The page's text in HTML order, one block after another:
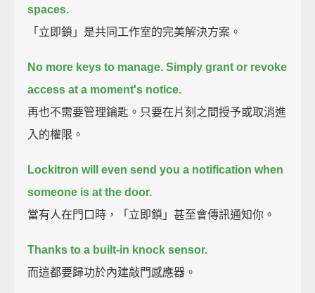
spaces.
「立即鎖」是共同工作室的完美解決方案。
No more keys to manage. Simply grant or revoke
access at a moment's notice.
再也不需要管理鑰匙。只要在片刻之間授予或取消進
入的權限。
Lockitron will even send you a notification when
someone is at the door.
當有人在門口時，「立即鎖」甚至會傳訊通知你。
Thanks to a built-in knock sensor.
而這都要歸功於內建敲門感應器。